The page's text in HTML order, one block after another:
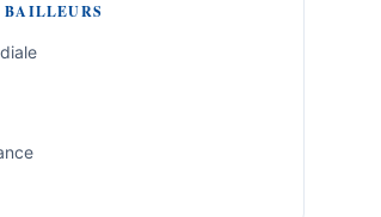
BAILLEURS